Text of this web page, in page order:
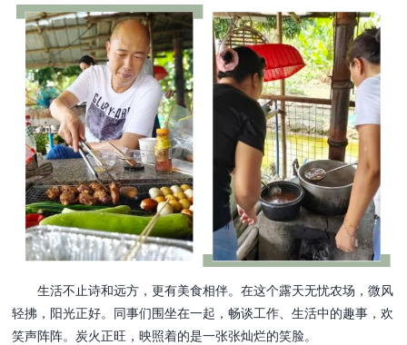
生活不止诗和远方，更有美食相伴。在这个露天无忧农场，微风
轻拂，阳光正好。同事们围坐在一起，畅谈工作、生活中的趣事，欢
笑声阵阵。炭火正旺，映照着的是一张张灿烂的笑脸。